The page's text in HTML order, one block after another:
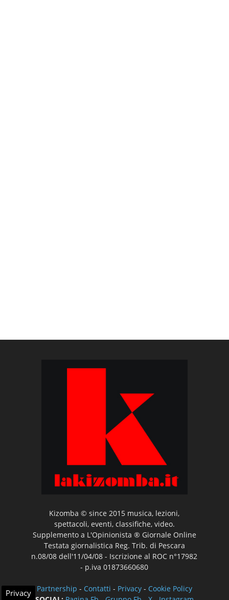
Kizomba © since 2015 musica, lezioni,
spettacoli, eventi, classifiche, video.
Supplemento a L'Opinionista ® Giornale Online
Testata giornalistica Reg. Trib. di Pescara
n.08/08 dell'11/04/08 - Iscrizione al ROC n°17982
- p.iva 01873660680
Partnership - Contatti - Privacy- Cookie Policy
Privacy